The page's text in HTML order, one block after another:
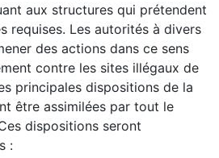
aux structures qui prétendent
requises. Les autorités à divers
des actions dans ce sens
contre les sites illégaux de
principales dispositions de la
être assimilées par tout le
dispositions seront
: